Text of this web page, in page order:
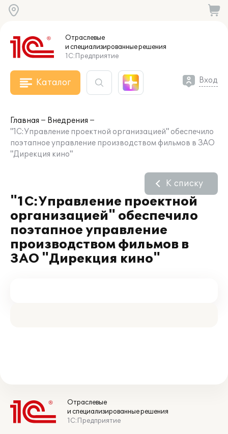
Отраслевые
и специализированныерешения
1С:Предприятие
Каталог Вход
Главная
Внедрения
"1С:Управление проектной организацией" обеспечило
поэтапное управление производством фильмов в ЗАО
"Дирекция кино"
"1С:Управление проектной
организацией" обеспечило
поэтапное управление
производством фильмов в
ЗАО "Дирекция кино"
К списку
Отраслевые
и специализированные решения
1С:Предприятие